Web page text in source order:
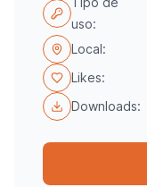
uso:
Local:
Likes:
Downloads: